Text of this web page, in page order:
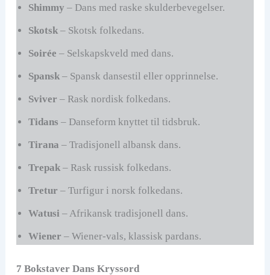
Shimmy – Dans med raske skulderbevegelser.
Skotsk– Skotsk folkedans.
Soirée – Selskapskveld med dans.
Spansk– Spansk dansestil eller opprinnelse.
Sviver – Rask nordisk folkedans.
Tidans – Danseform knyttet til tidsbruk.
Tirana – Tradisjonell albansk dans.
Trepak– Rask russisk folkedans.
Tretur – Turfigur i norsk folkedans.
Watusi – Afrikansk tradisjonell dans.
Wiener – Wiener-vals, klassisk pardans.
7 Bokstaver Dans Kryssord